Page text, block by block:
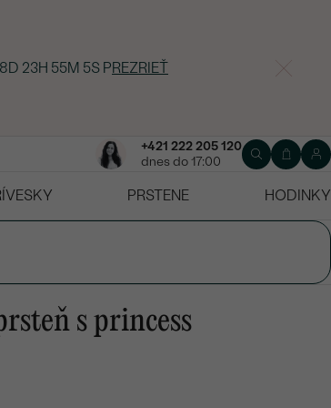
8D 23H 55M 4S PREZRIEŤ
+421 222 205 120
dnes do 17:00
PRSTENE HODINKY
s princess